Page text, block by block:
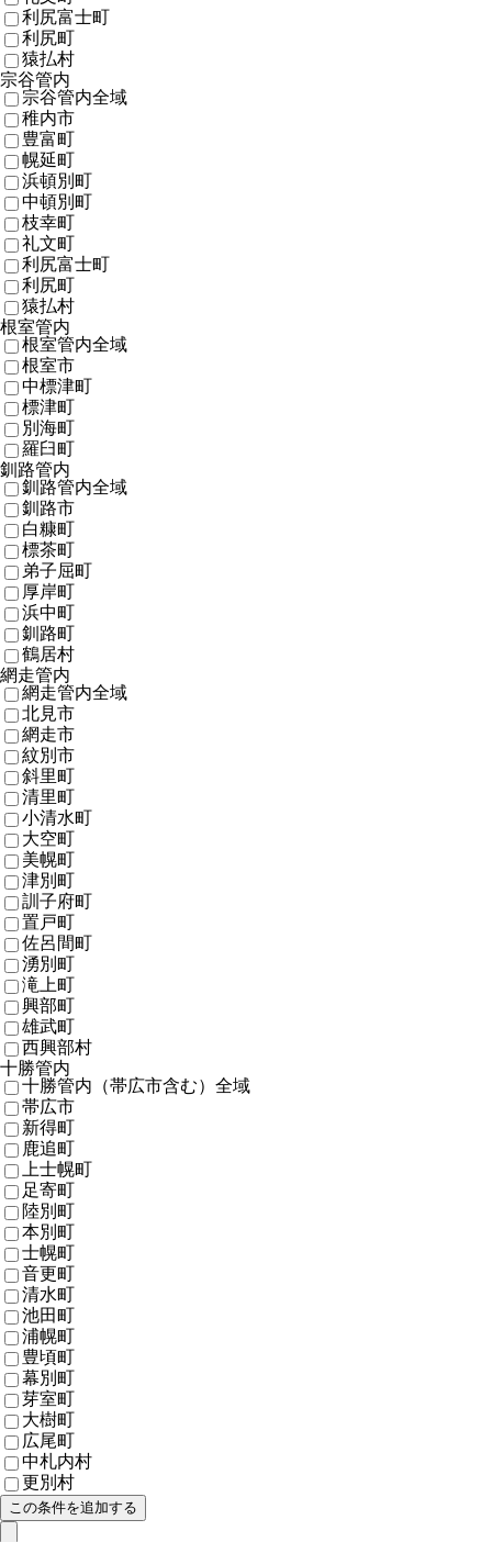
利尻富士町
利尻町
猿払村
宗谷管内
宗谷管内全域
稚内市
豊富町
幌延町
浜頓別町
中頓別町
枝幸町
礼文町
利尻富士町
利尻町
猿払村
根室管内
根室管内全域
根室市
中標津町
標津町
別海町
羅臼町
釧路管内
釧路管内全域
釧路市
白糠町
標茶町
弟子屈町
厚岸町
浜中町
釧路町
鶴居村
網走管内
網走管内全域
北見市
網走市
紋別市
斜里町
清里町
小清水町
大空町
美幌町
津別町
訓子府町
置戸町
佐呂間町
湧別町
滝上町
興部町
雄武町
西興部村
十勝管内
十勝管内（帯広市含む）全域
帯広市
新得町
鹿追町
上士幌町
足寄町
陸別町
本別町
士幌町
音更町
清水町
池田町
浦幌町
豊頃町
幕別町
芽室町
大樹町
広尾町
中札内村
更別村